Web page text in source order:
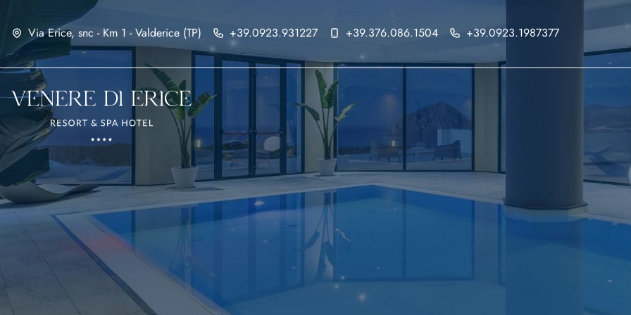
Via Erice, snc - Km 1 - Valderice (TP) +39.0923.931227 +39.376.086.1504 +39.0923.1987377